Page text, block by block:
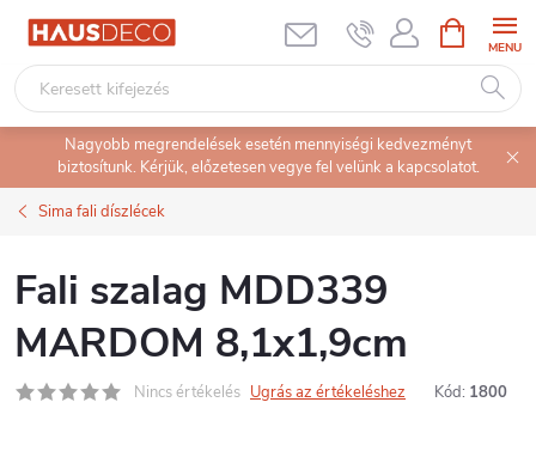
Ugrás
tartalomhoz
KOSÁR
Nagyobb megrendelések esetén mennyiségi kedvezményt
biztosítunk. Kérjük, előzetesen vegye fel velünk a kapcsolatot.
Sima fali díszlécek
Fali szalag MDD339
MARDOM 8,1x1,9cm
Nincs értékelés Ugrás az értékeléshez Kód: 1800